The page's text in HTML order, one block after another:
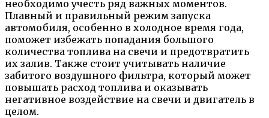
необходимо учесть ряд важных моментов.
Плавный и правильный режим запуска
автомобиля, особенно в холодное время года,
поможет избежать попадания большого
количества топлива на свечи и предотвратить
их залив. Также стоит учитывать наличие
забитого воздушного фильтра, который может
повышать расход топлива и оказывать
негативное воздействие на свечи и двигатель в
целом.